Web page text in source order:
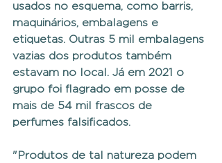
usados no esquema, como barris,
maquinários, embalagens e
etiquetas. Outras 5 mil embalagens
vazias dos produtos também
estavam no local. Já em 2021 o
grupo foi flagrado em posse de
mais de 54 mil frascos de
perfumes falsificados.
"Produtos de tal natureza podem